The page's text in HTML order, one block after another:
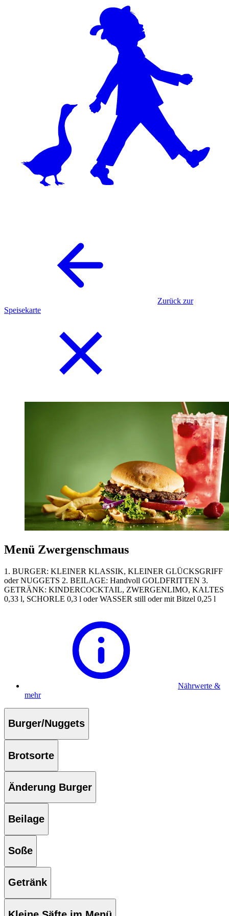
Zurück zur
Speisekarte
Menü Zwergenschmaus
1. BURGER: KLEINER KLASSIK, KLEINER GLÜCKSGRIFF
oder NUGGETS 2. BEILAGE: Handvoll GOLDFRITTEN 3.
GETRÄNK: KINDERCOCKTAIL, ZWERGENLIMO, KALTES
0,33 l, SCHORLE 0,3 l oder WASSER still oder mit Bitzel 0,25 l
Nährwerte &
mehr
Burger/Nuggets
Brotsorte
Änderung Burger
Beilage
Soße
Getränk